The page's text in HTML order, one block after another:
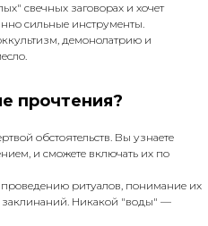
свечных заговорах и хочет
сильные инструменты.
демонолатрию и
прочтения?
обстоятельств. Вы узнаете
и сможете включать их по
ритуалов, понимание их
заклинаний. Никакой "воды" —